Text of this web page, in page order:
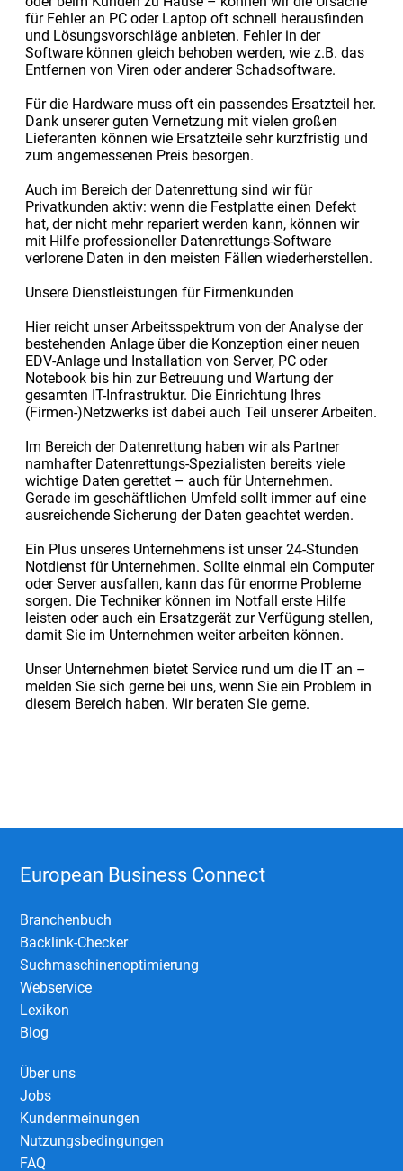
für Fehler an PC oder Laptop oft schnell herausfinden
und Lösungsvorschläge anbieten. Fehler in der
Software können gleich behoben werden, wie z.B. das
Entfernen von Viren oder anderer Schadsoftware.
Für die Hardware muss oft ein passendes Ersatzteil her.
Dank unserer guten Vernetzung mit vielen großen
Lieferanten können wie Ersatzteile sehr kurzfristig und
zum angemessenen Preis besorgen.
Auch im Bereich der Datenrettung sind wir für
Privatkunden aktiv: wenn die Festplatte einen Defekt
hat, der nicht mehr repariert werden kann, können wir
mit Hilfe professioneller Datenrettungs-Software
verlorene Daten in den meisten Fällen wiederherstellen.
Unsere Dienstleistungen für Firmenkunden
Hier reicht unser Arbeitsspektrum von der Analyse der
bestehenden Anlage über die Konzeption einer neuen
EDV-Anlage und Installation von Server, PC oder
Notebook bis hin zur Betreuung und Wartung der
gesamten IT-Infrastruktur. Die Einrichtung Ihres
(Firmen-)Netzwerks ist dabei auch Teil unserer Arbeiten.
Im Bereich der Datenrettung haben wir als Partner
namhafter Datenrettungs-Spezialisten bereits viele
wichtige Daten gerettet – auch für Unternehmen.
Gerade im geschäftlichen Umfeld sollt immer auf eine
ausreichende Sicherung der Daten geachtet werden.
Ein Plus unseres Unternehmens ist unser 24-Stunden
Notdienst für Unternehmen. Sollte einmal ein Computer
oder Server ausfallen, kann das für enorme Probleme
sorgen. Die Techniker können im Notfall erste Hilfe
leisten oder auch ein Ersatzgerät zur Verfügung stellen,
damit Sie im Unternehmen weiter arbeiten können.
Unser Unternehmen bietet Service rund um die IT an –
melden Sie sich gerne bei uns, wenn Sie ein Problem in
diesem Bereich haben. Wir beraten Sie gerne.
European Business Connect
Branchenbuch
Backlink-Checker
Suchmaschinenoptimierung
Webservice
Lexikon
Blog
Über uns
Jobs
Kundenmeinungen
Nutzungsbedingungen
FAQ